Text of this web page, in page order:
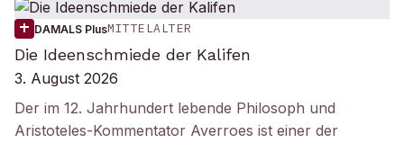
DAMALS PlusMITTELALTER
Die Ideenschmiede der Kalifen
3. August 2026
Der im 12. Jahrhundert lebende Philosoph und
Aristoteles-Kommentator Averroes ist einer der